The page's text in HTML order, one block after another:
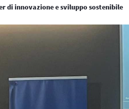
di innovazione e sviluppo sostenibile